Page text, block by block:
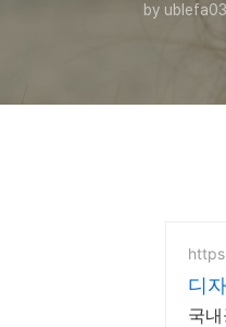
by ublefa03
디
국